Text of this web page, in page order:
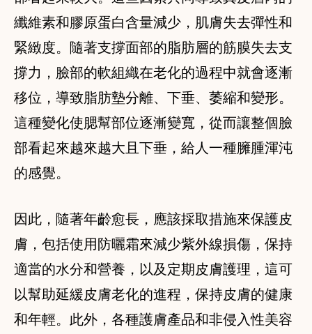
纖維素和膠原蛋白含量減少，肌膚失去彈性和
緊緻度。隨著支撐面部的脂肪層的筋膜失去支
撐力，臉部的軟組織在老化的過程中就會逐漸
移位，導致脂肪墊分離、下垂、萎縮和變形。
這種變化使腮幫部位逐漸變寬，從而讓整個臉
部看起來越來越大且下垂，給人一種臃腫渾沌
的感覺。
因此，隨著年齡愈長，應該採取措施來保護皮
膚，包括使用防曬霜來減少紫外線損傷，保持
適當的水分和營養，以及定期皮膚護理，這可
以幫助延緩皮膚老化的進程，保持皮膚的健康
和年輕。此外，各種護膚產品和非侵入性美容